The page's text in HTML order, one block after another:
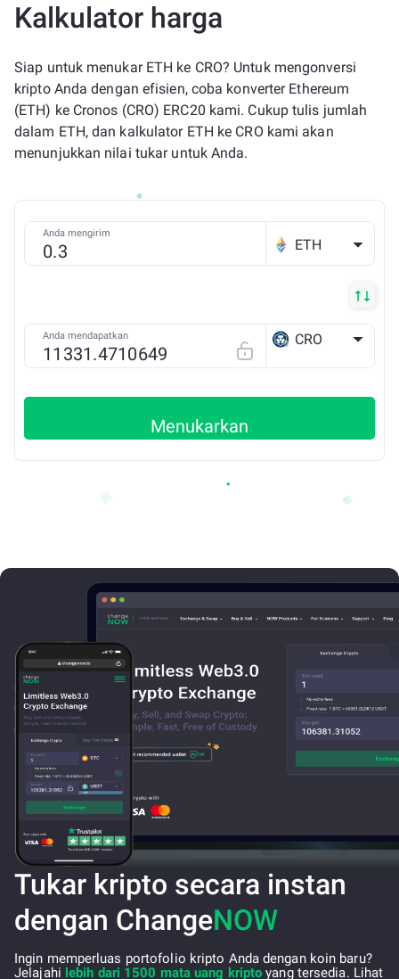
Kalkulator harga
Siap untuk menukar ETH ke CRO? Untuk mengonversi
kripto Anda dengan efisien, coba konverter Ethereum
(ETH) ke Cronos (CRO) ERC20 kami. Cukup tulis jumlah
dalam ETH, dan kalkulator ETH ke CRO kami akan
menunjukkan nilai tukar untuk Anda.
Anda mengirim
ETH
Anda mendapatkan CRO
Menukarkan
Tukar kripto secara instan
dengan ChangeNOW
Ingin memperluas portofolio kripto Anda dengan koin baru?
Jelajahi lebih dari 1500 mata uang kripto yang tersedia. Lihat